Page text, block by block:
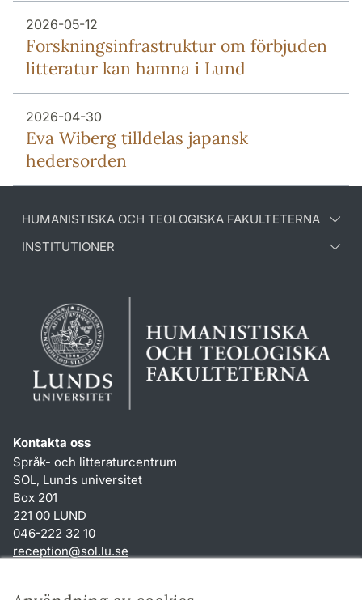
2026-05-12
Forsknings­infrastruktur om förbjuden
litteratur kan hamna i Lund
2026-04-30
Eva Wiberg tilldelas japansk
hedersorden
HUMANISTISKA OCH TEOLOGISKA FAKULTETERNA
INSTITUTIONER
Kontakta oss
Språk- och litteraturcentrum
SOL, Lunds universitet
Box 201
221 00 LUND
046-222 32 10
reception@sol.lu.se
Genvägar